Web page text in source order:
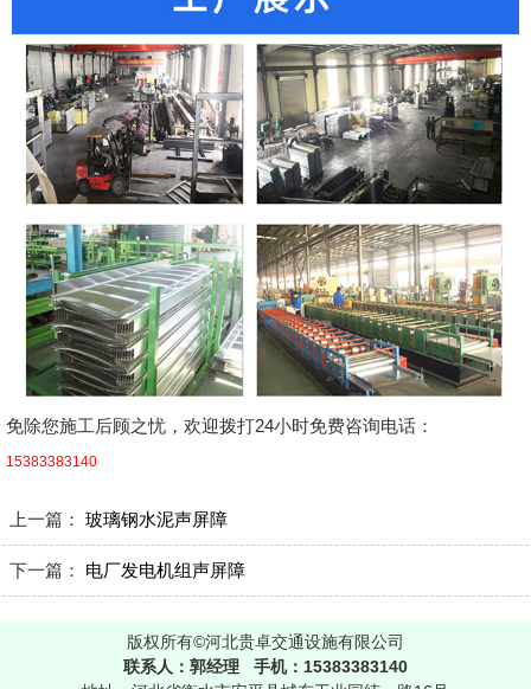
免除您施工后顾之忧，欢迎拨打24小时免费咨询电话：
15383383140
上一篇：玻璃钢水泥声屏障
下一篇： 电厂发电机组声屏障
版权所有©河北贵卓交通设施有限公司
联系人：郭经理 手机：15383383140